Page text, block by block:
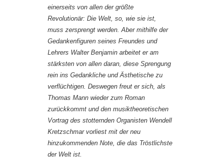
einerseits von allen der größte
Revolutionär: Die Welt, so, wie sie ist,
muss zersprengt werden. Aber mithilfe der
Gedankenfiguren seines Freundes und
Lehrers Walter Benjamin arbeitet er am
stärksten von allen daran, diese Sprengung
rein ins Gedankliche und Ästhetische zu
verflüchtigen. Deswegen freut er sich, als
Thomas Mann wieder zum Roman
zurückkommt und den musiktheoretischen
Vortrag des stotternden Organisten Wendell
Kretzschmar vorliest mit der neu
hinzukommenden Note, die das Tröstlichste
der Welt ist.